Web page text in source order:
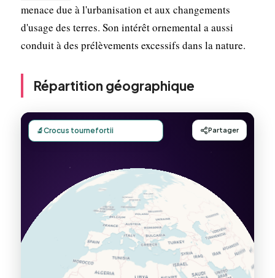
menace due à l'urbanisation et aux changements
d'usage des terres. Son intérêt ornemental a aussi
conduit à des prélèvements excessifs dans la nature.
Répartition géographique